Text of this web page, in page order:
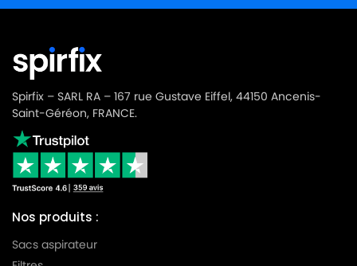
Spirfix – SARL RA – 167 rue Gustave Eiffel, 44150 Ancenis-
Saint-Géréon, FRANCE.
Nos produits :
Sacs aspirateur